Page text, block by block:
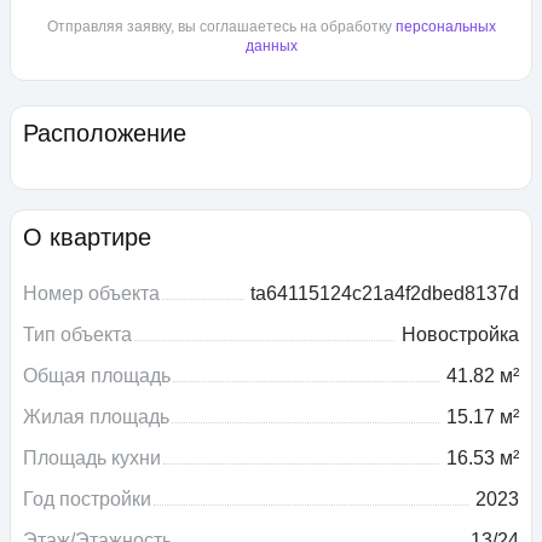
Расположение
О квартире
Номер объекта
ta64115124c21a4f2dbed8137d
Тип объекта
Новостройка
Общая площадь
41.82 м²
Жилая площадь
15.17 м²
Площадь кухни
16.53 м²
Год постройки
2023
Отправляя заявку, вы соглашаетесь на обработку персональных
данных